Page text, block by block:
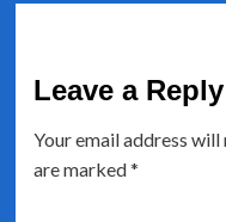
Leave a Reply
Your email address
are marked*